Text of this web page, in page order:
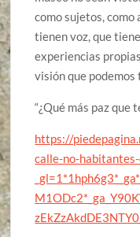
como sujetos, como
tienen voz, que
experiencias
visión que podemos
“¿Qué más paz que
https://
calle-no-